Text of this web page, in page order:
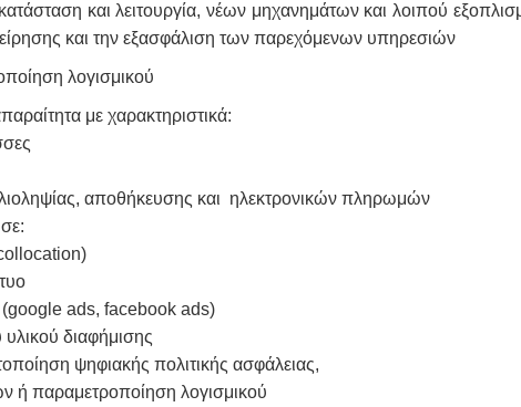
και λειτουργία, νέων μηχανημάτων και λοιπού
και την εξασφάλιση των παρεχόμενων υπηρεσιών
λογισμικού
με χαρακτηριστικά:
αποθήκευσης και ηλεκτρονικών πληρωμών
(google ads, facebook ads)
διαφήμισης
ψηφιακής πολιτικής ασφάλειας,
ή παραμετροποίηση λογισμικού